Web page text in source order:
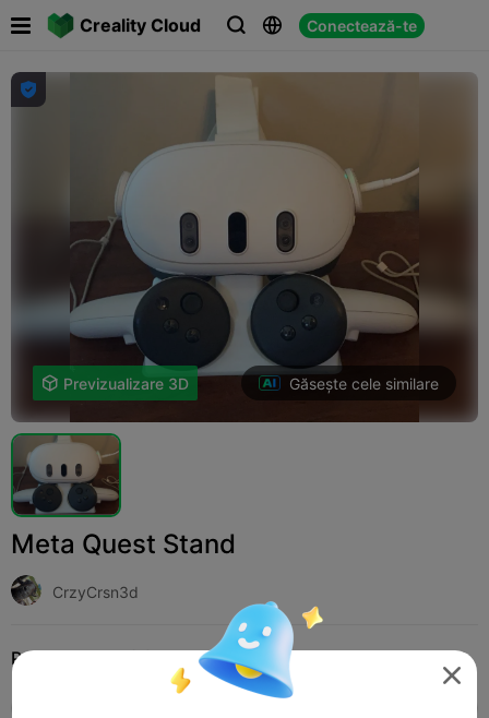
Creality Cloud   Conectează-te
 

 Previzualizare 3D Găsește cele similare
Meta Quest Stand
CrzyCrsn3d
Print Settings (2) Adaugă Hobbies & DIY 
